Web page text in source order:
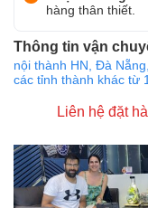
hàng thân thiết.
Thông tin vận
nội thành HN, Đà
các tỉnh thành khác từ
Liên hệ đặt